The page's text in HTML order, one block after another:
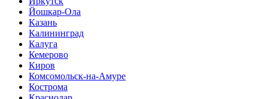
Йошкар-Ола
Казань
Калининград
Калуга
Кемерово
Киров
Комсомольск-на-Амуре
Кострома